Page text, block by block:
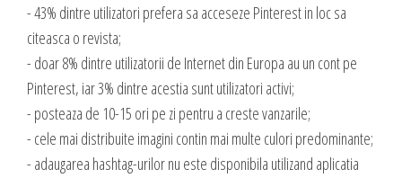
- 43% dintre utilizatori prefera sa acceseze Pinterest in loc sa
citeasca o revista;
- doar 8% dintre utilizatorii de Internet din Europa au un cont pe
Pinterest, iar 3% dintre acestia sunt utilizatori activi;
- posteaza de 10-15 ori pe zi pentru a creste vanzarile;
- cele mai distribuite imagini contin mai multe culori predominante;
- adaugarea hashtag-urilor nu este disponibila utilizand aplicatia